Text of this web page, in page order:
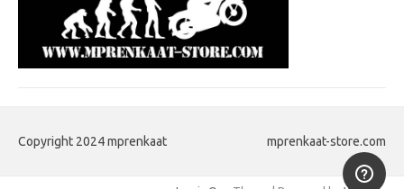
Copyright 2024 mprenkaat mprenkaat-store.com